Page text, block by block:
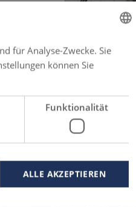
GERMAN
für Analyse-Zwecke. Sie
können Sie
Funktionalität
ALLE AKZEPTIEREN